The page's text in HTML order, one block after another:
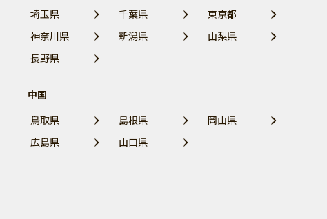
埼玉県
千葉県
東京都
神奈川県
新潟県
山梨県
長野県
中国
鳥取県
島根県
岡山県
広島県
山口県